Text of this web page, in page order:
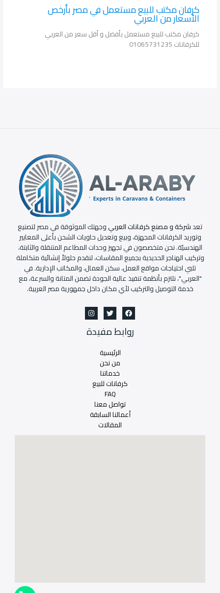
كرفان مكتب للبيع مستعمل في مصر بأرخص
الأسعار من العربي
كرفان مكتب للبيع مستعمل بأفضل و أقل سعر من العربي
للكرفانات 01065731235
تعدشركة و مصنع كرفانات العربيوجهتك الموثوقة في مصر لتصنيع
وتوريد الكرفانات المجهزة، وبيع وتعديل حاويات الشحن بأعلى المعايير
الهندسيّة. نحن متخصصون في تجهيز وحدات المطاعم المتنقلة والثابتة،
وتركيب الهناجر الحديدية بجميع المقاسات، لنقدم حلولاً إنشائية متكاملة
تلبي احتياجات مواقع العمل، سكن العمال، والمكاتب الإدارية. في
"العربي"، نلتزم بأنظمة تنفيذ عالية الجودة تضمن المتانة والسرعة، مع
خدمة التوصيل والتركيب لأي مكان داخل جمهورية مصر العربية.
روابط مفيدة
الرئيسية
من نحن
خدماتنا
كرفانات للبيع
FAQ
تواصل معنا
أعمالنا السابقة
المقالات